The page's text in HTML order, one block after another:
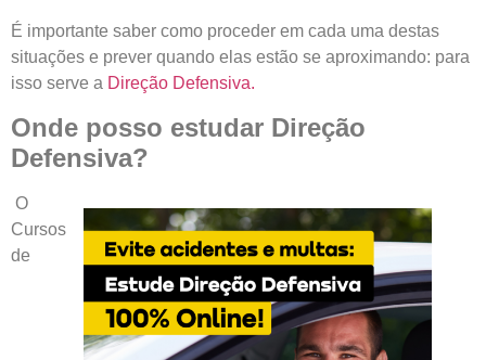
É importante saber como proceder em cada uma destas
situações e prever quando elas estão se aproximando: para
isso serve a Direção Defensiva.
Onde posso estudar Direção
Defensiva?
O
Cursos
de